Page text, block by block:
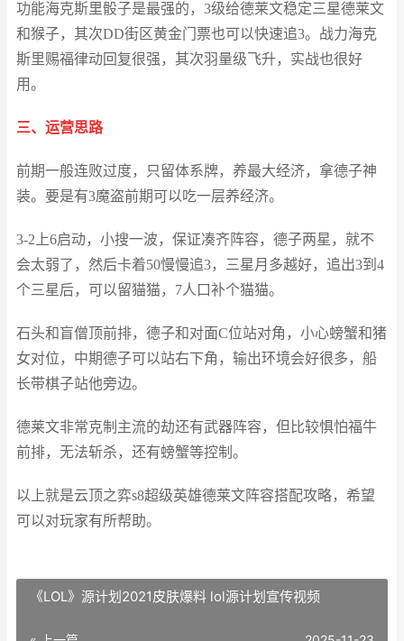
功能海克斯里骰子是最强的，3级给德莱文稳定三星德莱文
和猴子，其次DD街区黄金门票也可以快速追3。战力海克
斯里赐福律动回复很强，其次羽量级飞升，实战也很好
用。
三、运营思路
前期一般连败过度，只留体系牌，养最大经济，拿德子神
装。要是有3魔盗前期可以吃一层养经济。
3-2上6启动，小搜一波，保证凑齐阵容，德子两星，就不
会太弱了，然后卡着50慢慢追3，三星月多越好，追出3到4
个三星后，可以留猫猫，7人口补个猫猫。
石头和盲僧顶前排，德子和对面C位站对角，小心螃蟹和猪
女对位，中期德子可以站右下角，输出环境会好很多，船
长带棋子站他旁边。
德莱文非常克制主流的劫还有武器阵容，但比较惧怕福牛
前排，无法斩杀，还有螃蟹等控制。
以上就是云顶之弈s8超级英雄德莱文阵容搭配攻略，希望
可以对玩家有所帮助。
《LOL》源计划2021皮肤爆料 lol源计划宣传视频